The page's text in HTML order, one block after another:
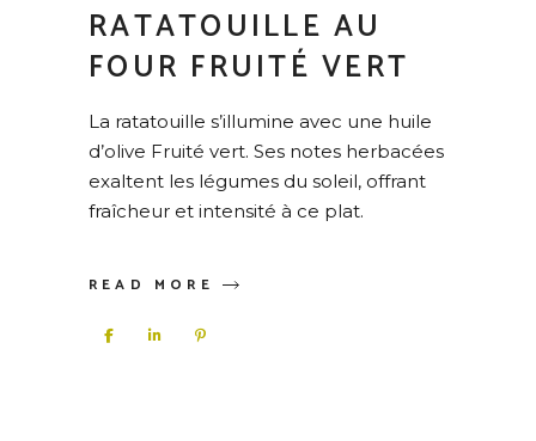
RATATOUILLE AU
FOUR FRUITÉ VERT
La ratatouille s’illumine avec une huile
d’olive Fruité vert. Ses notes herbacées
exaltent les légumes du soleil, offrant
fraîcheur et intensité à ce plat.
READ MORE